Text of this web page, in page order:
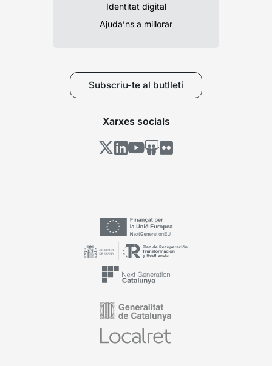
Identitat digital
Ajuda’ns a millorar
Subscriu-te al butlletí
Xarxes socials